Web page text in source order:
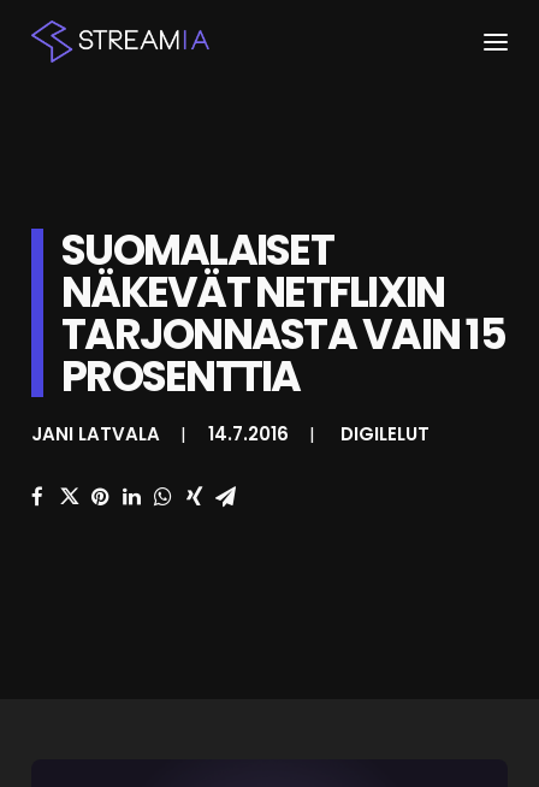
STREAMIT
KESKUSTELU
SHOP
HAKU
SUOMALAISET
NÄKEVÄT NETFLIXIN
TARJONNASTA VAIN 15
PROSENTTIA
JANI LATVALA | 14.7.2016 | DIGILELUT